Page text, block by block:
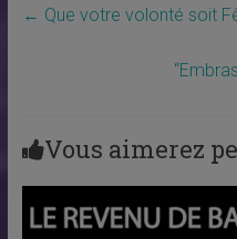
← Que votre volonté soit
Vous aimerez